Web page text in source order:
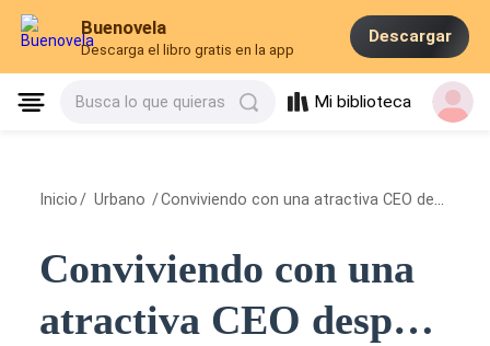
Buenovela
Descarga el libro gratis en la app
Descargar
Busca lo que quieras Mi biblioteca
Inicio / Urbano /Conviviendo con una atractiva CEO después del divorcio
Conviviendo con una
atractiva CEO después